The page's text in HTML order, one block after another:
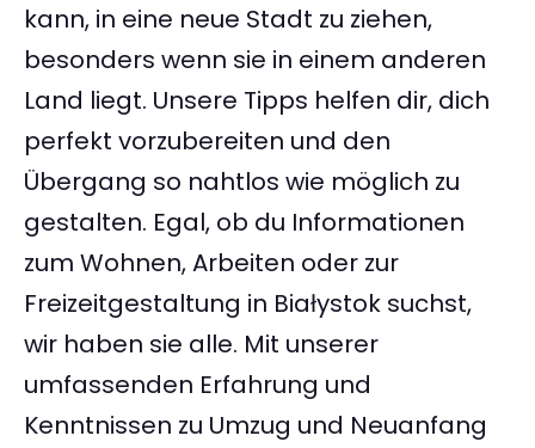
kann, in eine neue Stadt zu ziehen,
besonders wenn sie in einem anderen
Land liegt. Unsere Tipps helfen dir, dich
perfekt vorzubereiten und den
Übergang so nahtlos wie möglich zu
gestalten. Egal, ob du Informationen
zum Wohnen, Arbeiten oder zur
Freizeitgestaltung in Białystok suchst,
wir haben sie alle. Mit unserer
umfassenden Erfahrung und
Kenntnissen zu Umzug und Neuanfang